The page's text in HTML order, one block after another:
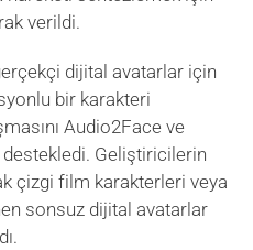
verildi.
dijital avatarlar için
bir karakteri
Audio2Face ve
destekledi. Geliştiricilerin
çizgi film karakterleri veya
sonsuz dijital avatarlar